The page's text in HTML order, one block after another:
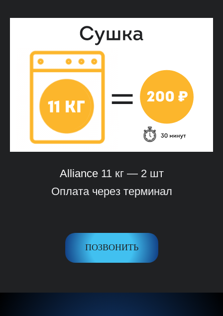
Alliance11 кг — 2 шт
Оплата через терминал
ПОЗВОНИТЬ